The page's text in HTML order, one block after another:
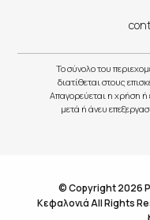
Το σύνολο του
διατίθεται στους
Απαγορεύεται η χρήση ή
μετά ή άνευ
© Copyright 2026
Κεφαλονιά All Rights